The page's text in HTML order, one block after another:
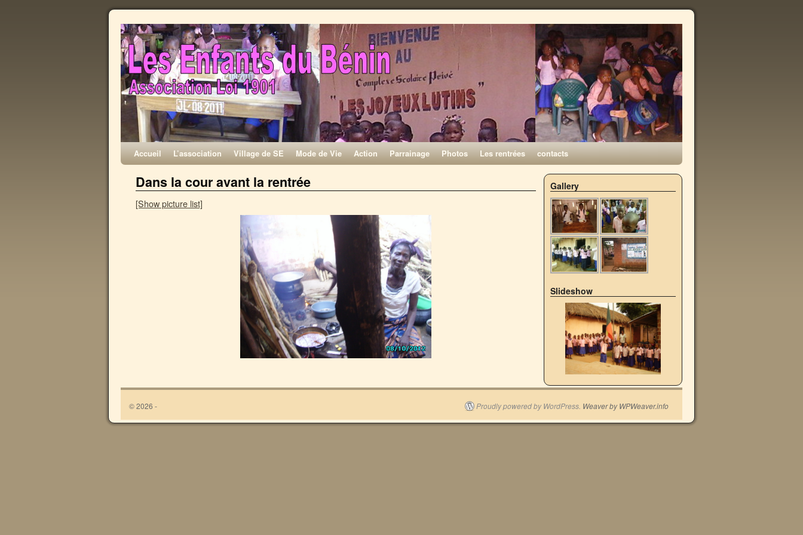
Accueil L’association Village de SE Mode de Vie Action Parrainage Photos Les rentrées contacts
Dans la cour avant la rentrée
[Show picture list]
Gallery
Slideshow
© 2026 - Proudly powered by WordPress. Weaver by WPWeaver.info